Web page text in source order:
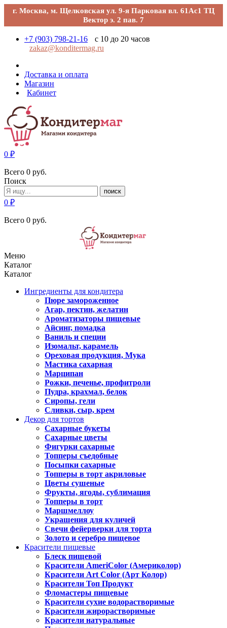
г. Москва, м. Щелковская ул. 9-я Парковая вл. 61Ас1 ТЦ
Вектор э. 2 пав. 7
+7 (903) 798-21-16
с 10 до 20 часов
zakaz@konditermag.ru
Доставка и оплата
Магазин
Кабинет
0 ₽
Всего 0 руб.
Поиск
поиск
0 ₽
Всего 0 руб.
Меню
Каталог
Каталог
Ингредиенты для кондитера
Пюре замороженное
Агар, пектин, желатин
Ароматизаторы пищевые
Айсинг, помадка
Ваниль и специи
Изомальт, карамель
Ореховая продукция, Мука
Мастика сахарная
Марципан
Рожки, печенье, профитроли
Пудра, крахмал, белок
Сиропы, гели
Сливки, сыр, крем
Декор для тортов
Сахарные букеты
Сахарные цветы
Фигурки сахарные
Топперы съедобные
Посыпки сахарные
Топперы в торт акриловые
Цветы сушеные
Фрукты, ягоды, сублимация
Топперы в торт
Маршмеллоу
Украшения для куличей
Свечи фейерверки для торта
Золото и серебро пищевое
Красители пищевые
Блеск пищевой
Красители AmeriColor (Америколор)
Красители Art Color (Арт Колор)
Красители Топ Продукт
Фломастеры пищевые
Красители сухие водорастворимые
Красители жирорастворимые
Красители натуральные